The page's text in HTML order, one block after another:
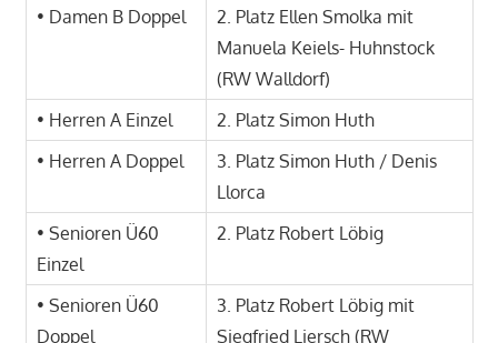
• Damen B Doppel
2. Platz Ellen Smolka mit
Manuela Keiels- Huhnstock
(RW Walldorf)
• Herren A Einzel
2. Platz Simon Huth
• Herren A Doppel
3. Platz Simon Huth / Denis
Llorca
• Senioren Ü60
Einzel
2. Platz Robert Löbig
• Senioren Ü60
Doppel
3. Platz Robert Löbig mit
Siegfried Liersch (RW